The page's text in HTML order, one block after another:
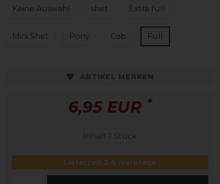
Keine Auswahl shet Extra full
Mini Shet Pony Cob Full
ARTIKEL MERKEN
6,95 EUR *
Inhalt 1 Stück
Lieferzeit 3-5 Werktage